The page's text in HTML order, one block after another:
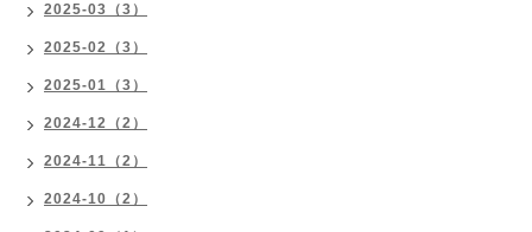
2025-03（3）
2025-02（3）
2025-01（3）
2024-12（2）
2024-11（2）
2024-10（2）